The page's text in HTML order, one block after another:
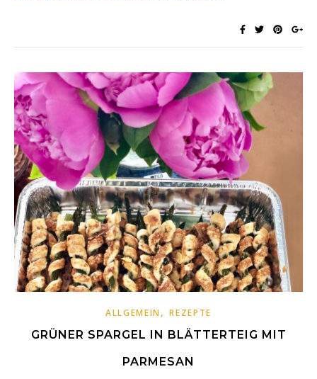
ALLGEMEIN ,REZEPTE
GRÜNER SPARGEL IN BLÄTTERTEIG MIT
PARMESAN